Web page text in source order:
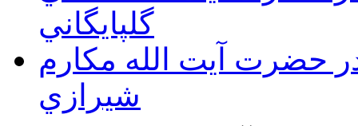
گلپايگاني
حضرت آيت الله مكارم
شيرازي